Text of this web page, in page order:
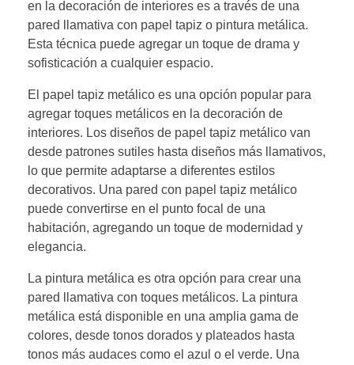
en la decoración de interiores es a través de una
pared llamativa con papel tapiz o pintura metálica.
Esta técnica puede agregar un toque de drama y
sofisticación a cualquier espacio.
El papel tapiz metálico es una opción popular para
agregar toques metálicos en la decoración de
interiores. Los diseños de papel tapiz metálico van
desde patrones sutiles hasta diseños más llamativos,
lo que permite adaptarse a diferentes estilos
decorativos. Una pared con papel tapiz metálico
puede convertirse en el punto focal de una
habitación, agregando un toque de modernidad y
elegancia.
La pintura metálica es otra opción para crear una
pared llamativa con toques metálicos. La pintura
metálica está disponible en una amplia gama de
colores, desde tonos dorados y plateados hasta
tonos más audaces como el azul o el verde. Una